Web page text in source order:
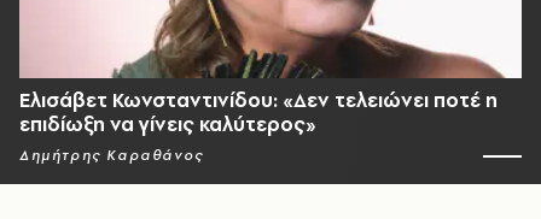
Ελισάβετ Κωνσταντινίδου: «Δεν τελειώνει ποτέ η
επιδίωξη να γίνεις καλύτερος»
Δημήτρης Καραθάνος